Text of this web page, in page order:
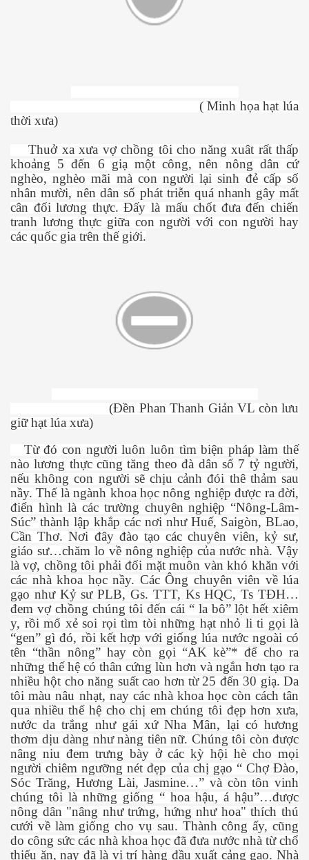
( Minh họa hạt lúa
thời xưa)
Thuở xa xưa vợ chồng tôi cho năng xuât rất thấp
khoảng 5 đến 6 giạ một công, nên nông dân cứ
nghèo, nghèo mãi mà con người lại sinh đẻ cấp số
nhân mười, nên dân số phát triễn quá nhanh gây mất
cân đối lương thực. Đấy là mấu chốt đưa đến chiến
tranh lương thực giữa con người với con người hay
các quốc gia trên thế giới.
(Đền Phan Thanh Giản VL còn lưu
giữ hạt lúa xưa)
Từ đó con người luôn luôn tìm biện pháp làm thế
nào lương thực cũng tăng theo đà dân số 7 tỷ người,
nếu không con người sẽ chịu cảnh đói thê thảm sau
nầy. Thế là ngành khoa học nông nghiệp được ra đời,
điển hình là các trường chuyên nghiệp “Nông-Lâm-
Súc” thành lập khắp các nơi như Huế, Saigòn, BLao,
Cần Thơ. Nơi đây đào tạo các chuyên viên, kỷ sư,
giáo sư…chăm lo về nông nghiệp của nước nhà. Vậy
là vợ, chồng tôi phải đối mặt muôn vàn khó khăn với
các nhà khoa học nầy. Các Ông chuyên viên về lúa
gạo như Kỷ sư PLB, Gs. TTT, Ks HQC, Ts TĐH…
đem vợ chồng chúng tôi đến cái “ la bô” lột hết xiêm
y, rồi mổ xẻ soi rọi tìm tòi những hạt nhỏ li ti gọi là
“gen” gì đó, rồi kết hợp với giống lúa nước ngoài có
tên “thần nông” hay còn gọi “AK kè”* để cho ra
những thế hệ có thân cứng lùn hơn và ngắn hơn tạo ra
nhiều hột cho năng suất cao hơn từ 25 đến 30 giạ. Da
tôi màu nâu nhạt, nay các nhà khoa học còn cách tân
qua nhiều thế hệ cho chị em chúng tôi đẹp hơn xưa,
nước da trắng như gái xứ Nha Mân, lại có hương
thơm dịu dàng như nàng tiên nữ. Chúng tôi còn được
nâng niu đem trưng bày ở các kỳ hội hè cho mọi
người chiêm ngưỡng nét đẹp của chị gạo “ Chợ Đào,
Sóc Trăng, Hương Lài, Jasmine…” và còn tôn vinh
chúng tôi là những giống “ hoa hậu, á hậu”…được
nông dân "nâng như trứng, hứng như hoa" thích thú
cưới về làm giống cho vụ sau. Thành công ấy, cũng
do công sức các nhà khoa học đã đưa nước nhà từ chổ
thiếu ăn, nay đã là vị trí hàng đầu xuất cảng gạo. Nhà
Hạng
Trí